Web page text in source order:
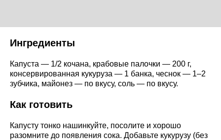
Ингредиенты
Капуста — 1/2 кочана, крабовые палочки — 200 г,
консервированная кукуруза — 1 банка, чеснок — 1–2
зубчика, майонез — по вкусу, соль — по вкусу.
Как готовить
Капусту тонко нашинкуйте, посолите и хорошо
разомните до появления сока. Добавьте кукурузу (без